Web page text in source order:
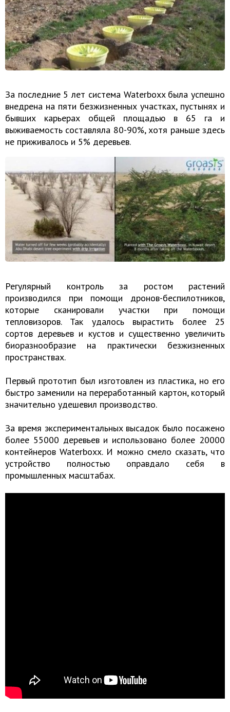
За последние 5 лет система Waterboxx была успешно
внедрена на пяти безжизненных участках, пустынях и
бывших карьерах общей площадью в 65 га и
выживаемость составляла 80-90%, хотя раньше здесь
не приживалось и 5% деревьев.
Регулярный контроль за ростом растений
производился при помощи дронов-беспилотников,
которые сканировали участки при помощи
тепловизоров. Так удалось вырастить более 25
сортов деревьев и кустов и существенно увеличить
биоразнообразие на практически безжизненных
пространствах.
Первый прототип был изготовлен из пластика, но его
быстро заменили на переработанный картон, который
значительно удешевил производство.
За время экспериментальных высадок было посажено
более 55000 деревьев и использовано более 20000
контейнеров Waterboxx. И можно смело сказать, что
устройство полностью оправдало себя в
промышленных масштабах.